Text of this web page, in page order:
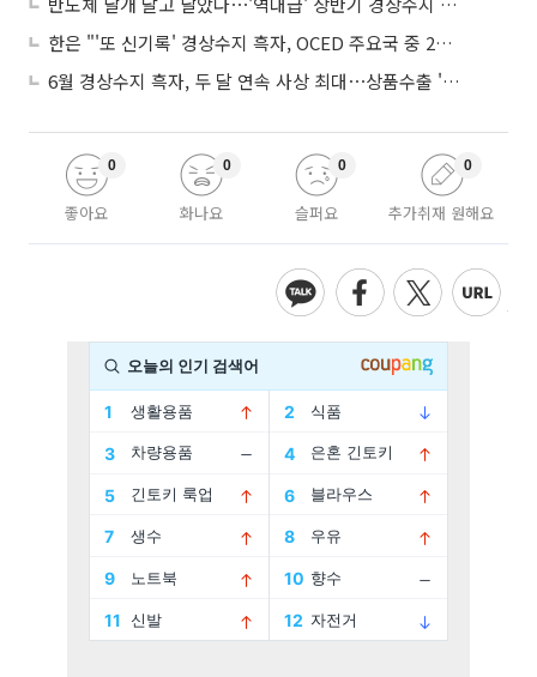
한은 "'또 신기록' 경상수지 흑자, OCED 주요국 중 2위⋯반도체 수출 효과"
6월 경상수지 흑자, 두 달 연속 사상 최대⋯상품수출 '첫 1000억달러' 상회
좋아요
0
화나요
0
슬퍼요
0
추가취재 원해요
0